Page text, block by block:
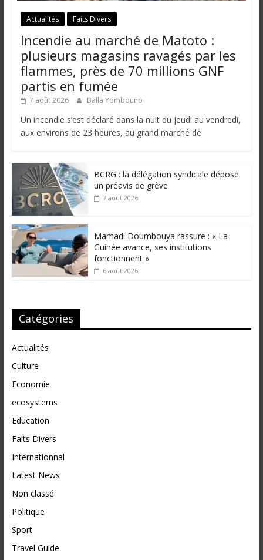
Actualités Faits Divers
Incendie au marché de Matoto :
plusieurs magasins ravagés par les
flammes, près de 70 millions GNF
partis en fumée
7 août 2026 Balla Yombouno
Un incendie s’est déclaré dans la nuit du jeudi au vendredi,
aux environs de 23 heures, au grand marché de
BCRG : la délégation syndicale dépose
un préavis de grève
7 août 2026
Mamadi Doumbouya rassure : « La
Guinée avance, ses institutions
fonctionnent »
6 août 2026
Catégories
Actualités
Culture
Economie
ecosystems
Education
Faits Divers
Internationnal
Latest News
Non classé
Politique
Sport
Travel Guide